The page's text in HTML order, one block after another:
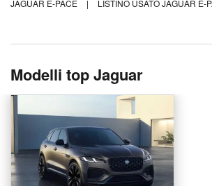
JAGUAR E-PACE
| LISTINO USATO JAGUAR E-
Modelli top Jaguar